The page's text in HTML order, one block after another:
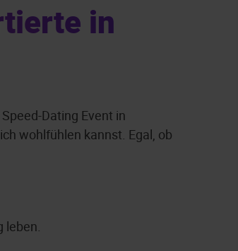
in
Dating Event in
wohlfühlen kannst. Egal, ob
leben.